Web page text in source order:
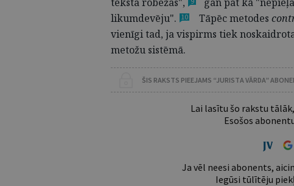
likumdevēju". 10 Tāpēc metodes
vienīgi tad, ja vispirms tiek
metožu sistēmā.
ŠIS RAKSTS PIEEJAMS “JURISTA VĀRDA”
Lai lasītu šo rakstu
Esošos
Ja vēl neesi abonents,
Iegūsi tūlītēju